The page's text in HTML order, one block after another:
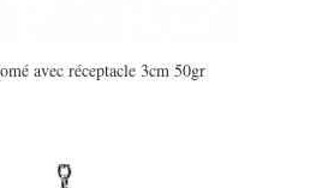
avec réceptacle 3cm 50gr